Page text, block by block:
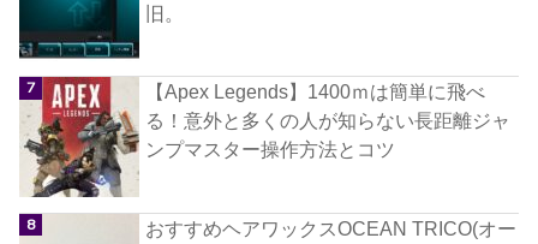
旧。
【Apex Legends】1400ｍは簡単に飛べ
る！意外と多くの人が知らない長距離ジャ
ンプマスター操作方法とコツ
おすすめヘアワックスOCEAN TRICO(オー